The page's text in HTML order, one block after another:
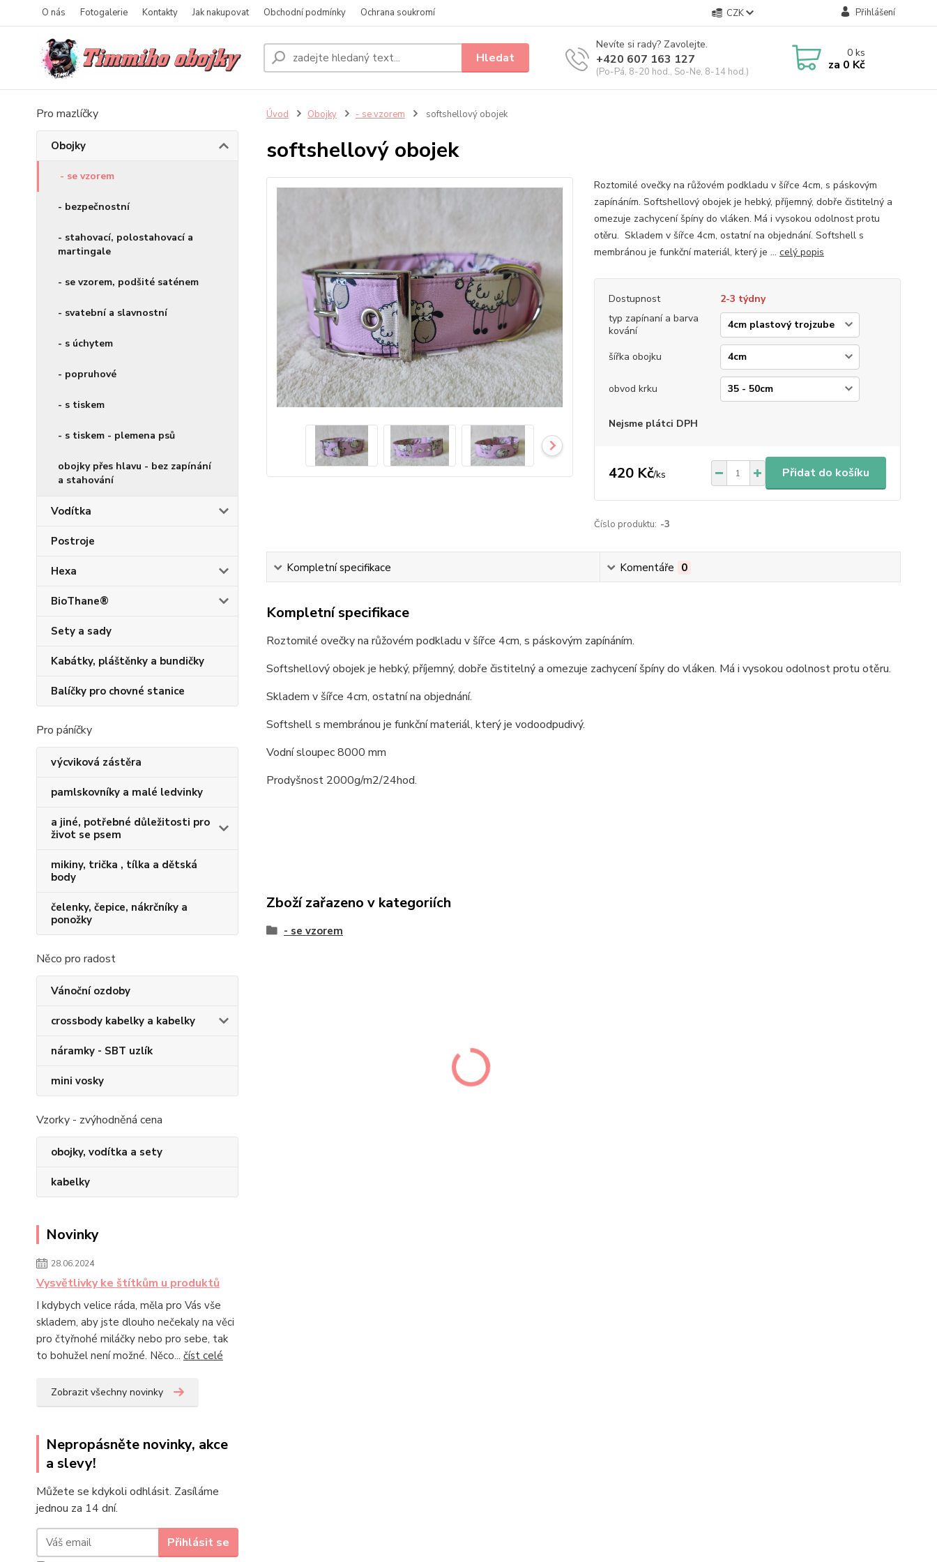
O nás Fotogalerie Kontakty Jak nakupovat Obchodní podmínky Ochrana soukromí CZK Přihlášení
Hledat
Nevíte si rady? Zavolejte.
+420 607 163 127
(Po-Pá, 8-20 hod., So-Ne, 8-14 hod.)
0ks
za 0 Kč
Pro mazlíčky
Obojky
- se vzorem
- bezpečnostní
- stahovací, polostahovací a
martingale
- se vzorem, podšité saténem
- svatební a slavnostní
- s úchytem
- popruhové
- s tiskem
- s tiskem - plemena psů
obojky přes hlavu - bez zapínání
a stahování
Vodítka
Postroje
Hexa
BioThane®
Sety a sady
Kabátky, pláštěnky a bundičky
Balíčky pro chovné stanice
Pro páníčky
výcviková zástěra
pamlskovníky a malé ledvinky
a jiné, potřebné důležitosti pro
život se psem
mikiny, trička , tílka a dětská
body
čelenky, čepice, nákrčníky a
ponožky
Něco pro radost
Vánoční ozdoby
crossbody kabelky a kabelky
náramky - SBT uzlík
mini vosky
Vzorky - zvýhodněná cena
obojky, vodítka a sety
kabelky
Novinky
28.06.2024
Vysvětlivky ke štítkům u produktů
I kdybych velice ráda, měla pro Vás vše
skladem, aby jste dlouho nečekaly na věci
pro čtyřnohé miláčky nebo pro sebe, tak
to bohužel není možné. Něco... číst celé
Zobrazit všechny novinky
Nepropásněte novinky, akce
a slevy!
Můžete se kdykoli odhlásit. Zasíláme
jednou za 14 dní.
Přihlásit se
Úvod Obojky - se vzorem softshellový obojek
softshellový obojek
Roztomilé ovečky na růžovém podkladu v šířce 4cm, s páskovým
zapínáním. Softshellový obojek je hebký, příjemný, dobře čistitelný a
omezuje zachycení špíny do vláken. Má i vysokou odolnost protu
otěru. Skladem v šířce 4cm, ostatní na objednání. Softshell s
membránou je funkční materiál, který je ... celý popis
Dostupnost
2-3 týdny
typ zapínaní a barva
kování
šířka obojku
obvod krku
Nejsme plátci DPH
420 Kč/ks Přidat do košíku
Číslo produktu: -3
Kompletní specifikace Komentáře 0
Kompletní specifikace
Roztomilé ovečky na růžovém podkladu v šířce 4cm, s páskovým zapínáním.
Softshellový obojek je hebký, příjemný, dobře čistitelný a omezuje zachycení špíny do vláken. Má i vysokou odolnost protu otěru.
Skladem v šířce 4cm, ostatní na objednání.
Softshell s membránou je funkční materiál, který je vodoodpudivý.
Vodní sloupec 8000 mm
Prodyšnost 2000g/m2/24hod.
Zboží zařazeno v kategoriích
- se vzorem